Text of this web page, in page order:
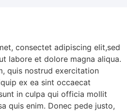
consectet adipiscing elit,sed
labore et dolore magna aliqua.
quis nostrud exercitation
ex ea sint occaecat
in culpa qui officia mollit
quis enim. Donec pede justo,